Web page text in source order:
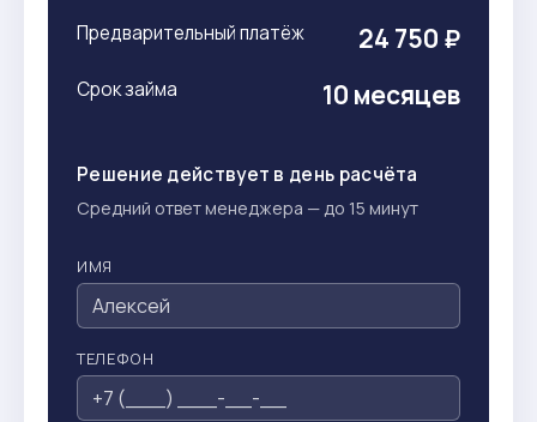
Предварительный платёж 24 750 ₽
Срок займа 10 месяцев
Решение действует в день расчёта
Средний ответ менеджера — до 15 минут
ИМЯ
ТЕЛЕФОН